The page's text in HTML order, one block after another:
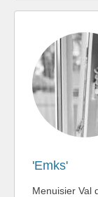
'Emks'
Menuisier Val